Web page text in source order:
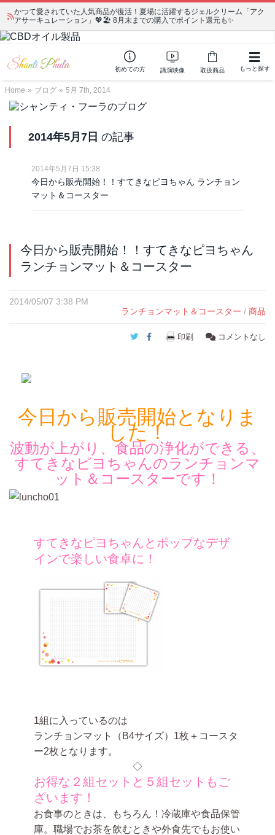
かつて愛されていた人気商品が復活！夏場に活躍するジェルクリーム「アク
アサーキュレーション」💖🏖️ 8月末までの購入でポイント還元も✨
初めての方 講演映像 取扱商品 もっと探す
Home » ブログ » 5月 7th, 2014
2014年5月7日 の記事
2014年5月7日 15:38
今日から販売開始！！すてきなピヨちゃん ランチョン
マット＆コースター
今日から販売開始！！すてきなピヨちゃん
ランチョンマット＆コースター
2014/05/07 3:38 PM
ランチョンマット＆コースター / 商品
Twitter
Facebook
印刷 コメントなし
今日から販売開始となりま
した！
波動が上がり、食品の浄化ができる、
すてきなピヨちゃんのランチョンマ
ット＆コースターです！
すてきなピヨちゃんとポップなデザ
インで楽しい食卓に！
1組に入っているのは
ランチョンマット（B4サイズ）1枚＋コースタ
ー2枚となります。
◇
お得な２組セットと５組セットもご
ざいます！
お食事のときは、もちろん！冷蔵庫や食品保管
庫。職場でお茶を飲むときや外食先でもお使い